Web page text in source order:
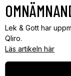
Lek & Gott har
Qliro.
Läs artikeln här